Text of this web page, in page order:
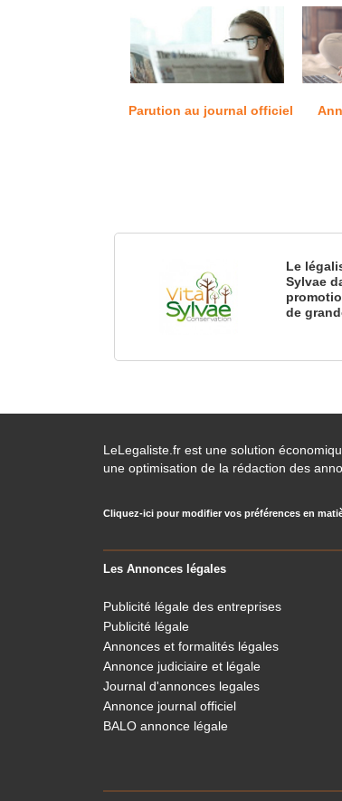
Parution au journal officiel
Le
Sylvae
de
LeLegaliste.fr est une solution
une optimisation de la rédaction des
Cliquez-ici pour modifier vos préférences en
Les Annonces légales
Publicité légale des entreprises
Publicité légale
Annonces et formalités légales
Annonce judiciaire et légale
Journal d'annonces legales
Annonce journal officiel
BALO annonce légale